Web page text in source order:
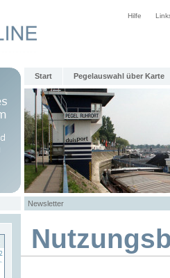
Hilfe
Start Pegelauswahl über Karte
Newsletter